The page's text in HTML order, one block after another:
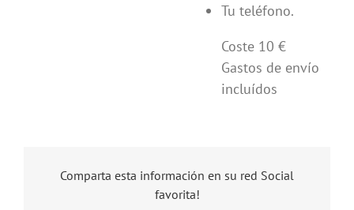
Tu teléfono.
Coste 10 €
Gastos de envío
incluídos
Comparta esta información en su red Social
favorita!